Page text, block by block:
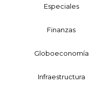
Especiales
Finanzas
Globoeconomía
Infraestructura